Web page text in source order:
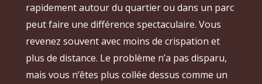
rapidement autour du quartier ou dans un parc
peut faire une différence spectaculaire. Vous
revenez souvent avec moins de crispation et
plus de distance. Le problème n’a pas disparu,
mais vous n’êtes plus collée dessus comme un